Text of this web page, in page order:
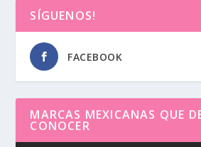
SÍGUENOS!
FACEBOOK
MARCAS MEXICANAS QUE
CONOCER